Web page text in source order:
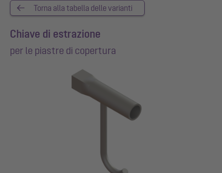
Torna alla tabella delle varianti
Chiave di estrazione
per le piastre di copertura